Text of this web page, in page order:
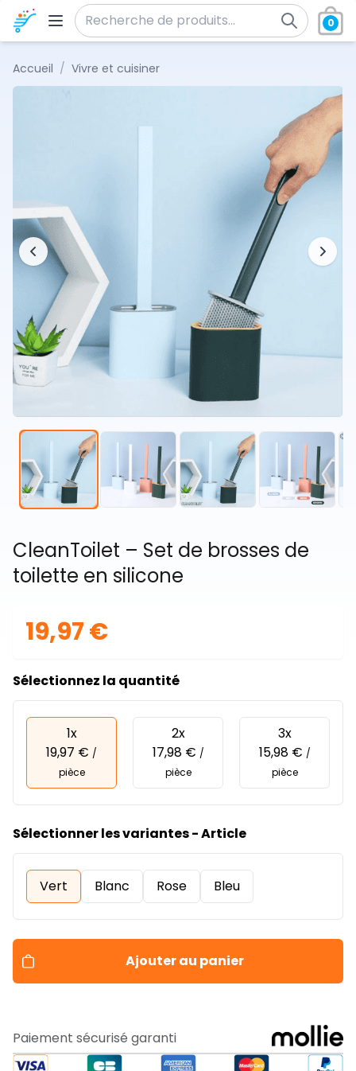
Aller au contenu
Recherche pour :
0
Accueil / Vivre et cuisiner
CleanToilet – Set de brosses de
toilette en silicone
19,97 €
Sélectionnez la quantité
1x
19,97 € /
pièce
2x
17,98 € /
pièce
3x
15,98 € /
pièce
Sélectionner les variantes - Article
Vert Blanc Rose Bleu
Ajouter au panier
Paiement sécurisé garanti